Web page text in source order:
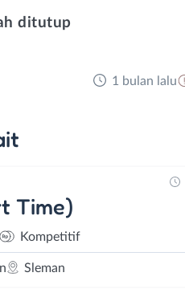
ditutup
1 bulan lalu
Time)
Kompetitif
Sleman